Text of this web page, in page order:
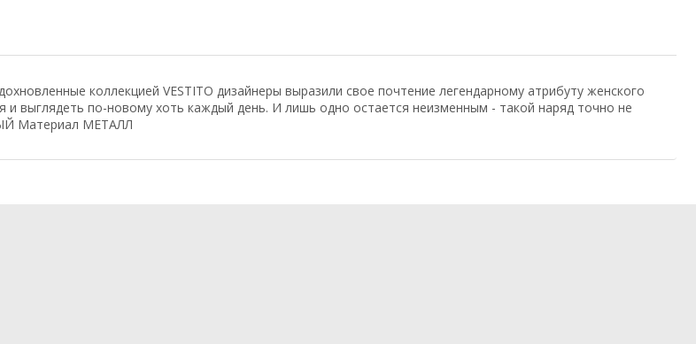
коллекцией VESTITO дизайнеры выразили свое почтение легендарному атрибуту женского
выглядеть по-новому хоть каждый день. И лишь одно остается неизменным - такой наряд точно не
Материал МЕТАЛЛ